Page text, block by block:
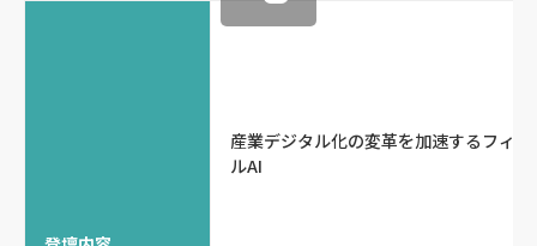
産業デジタル化の変革を加速するフィジ
ルAI